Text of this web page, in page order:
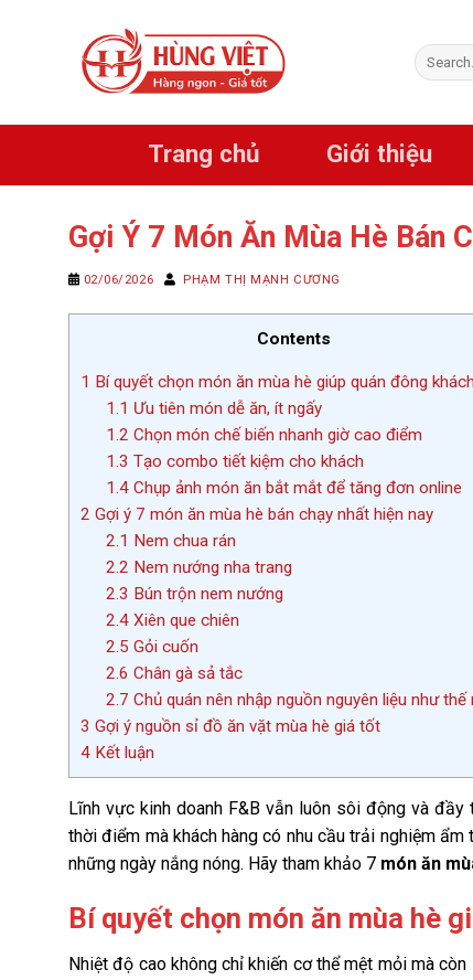
Search
for:
Trang chủ Giới thiệu
Gợi Ý 7 Món Ăn Mùa Hè Bán
02/06/2026 PHẠM THỊ MẠNH CƯƠNG
Contents
1 Bí quyết chọn món ăn mùa hè giúp quán đông khách
1.1 Ưu tiên món dễ ăn, ít ngấy
1.2 Chọn món chế biến nhanh giờ cao điểm
1.3 Tạo combo tiết kiệm cho khách
1.4Chụp ảnh món ăn bắt mắt để tăng đơn online
2 Gợi ý 7 món ăn mùa hè bán chạy nhất hiện nay
2.1 Nem chua rán
2.2 Nem nướng nha trang
2.3 Bún trộn nem nướng
2.4Xiên que chiên
2.5 Gỏi cuốn
2.6 Chân gà sả tắc
2.7 Chủ quán nên nhập nguồn nguyên liệu như thế
3 Gợi ý nguồn sỉ đồ ăn vặt mùa hè giá tốt
4 Kết luận
Lĩnh vực kinh doanh F&B vẫn luôn sôi động và
thời điểm mà khách hàng có nhu cầu trải nghiệm
những ngày nắng nóng. Hãy tham khảo 7 món ăn
Bí quyết chọn món ăn mùa hè
Nhiệt độ cao không chỉ khiến cơ thể mệt mỏi mà